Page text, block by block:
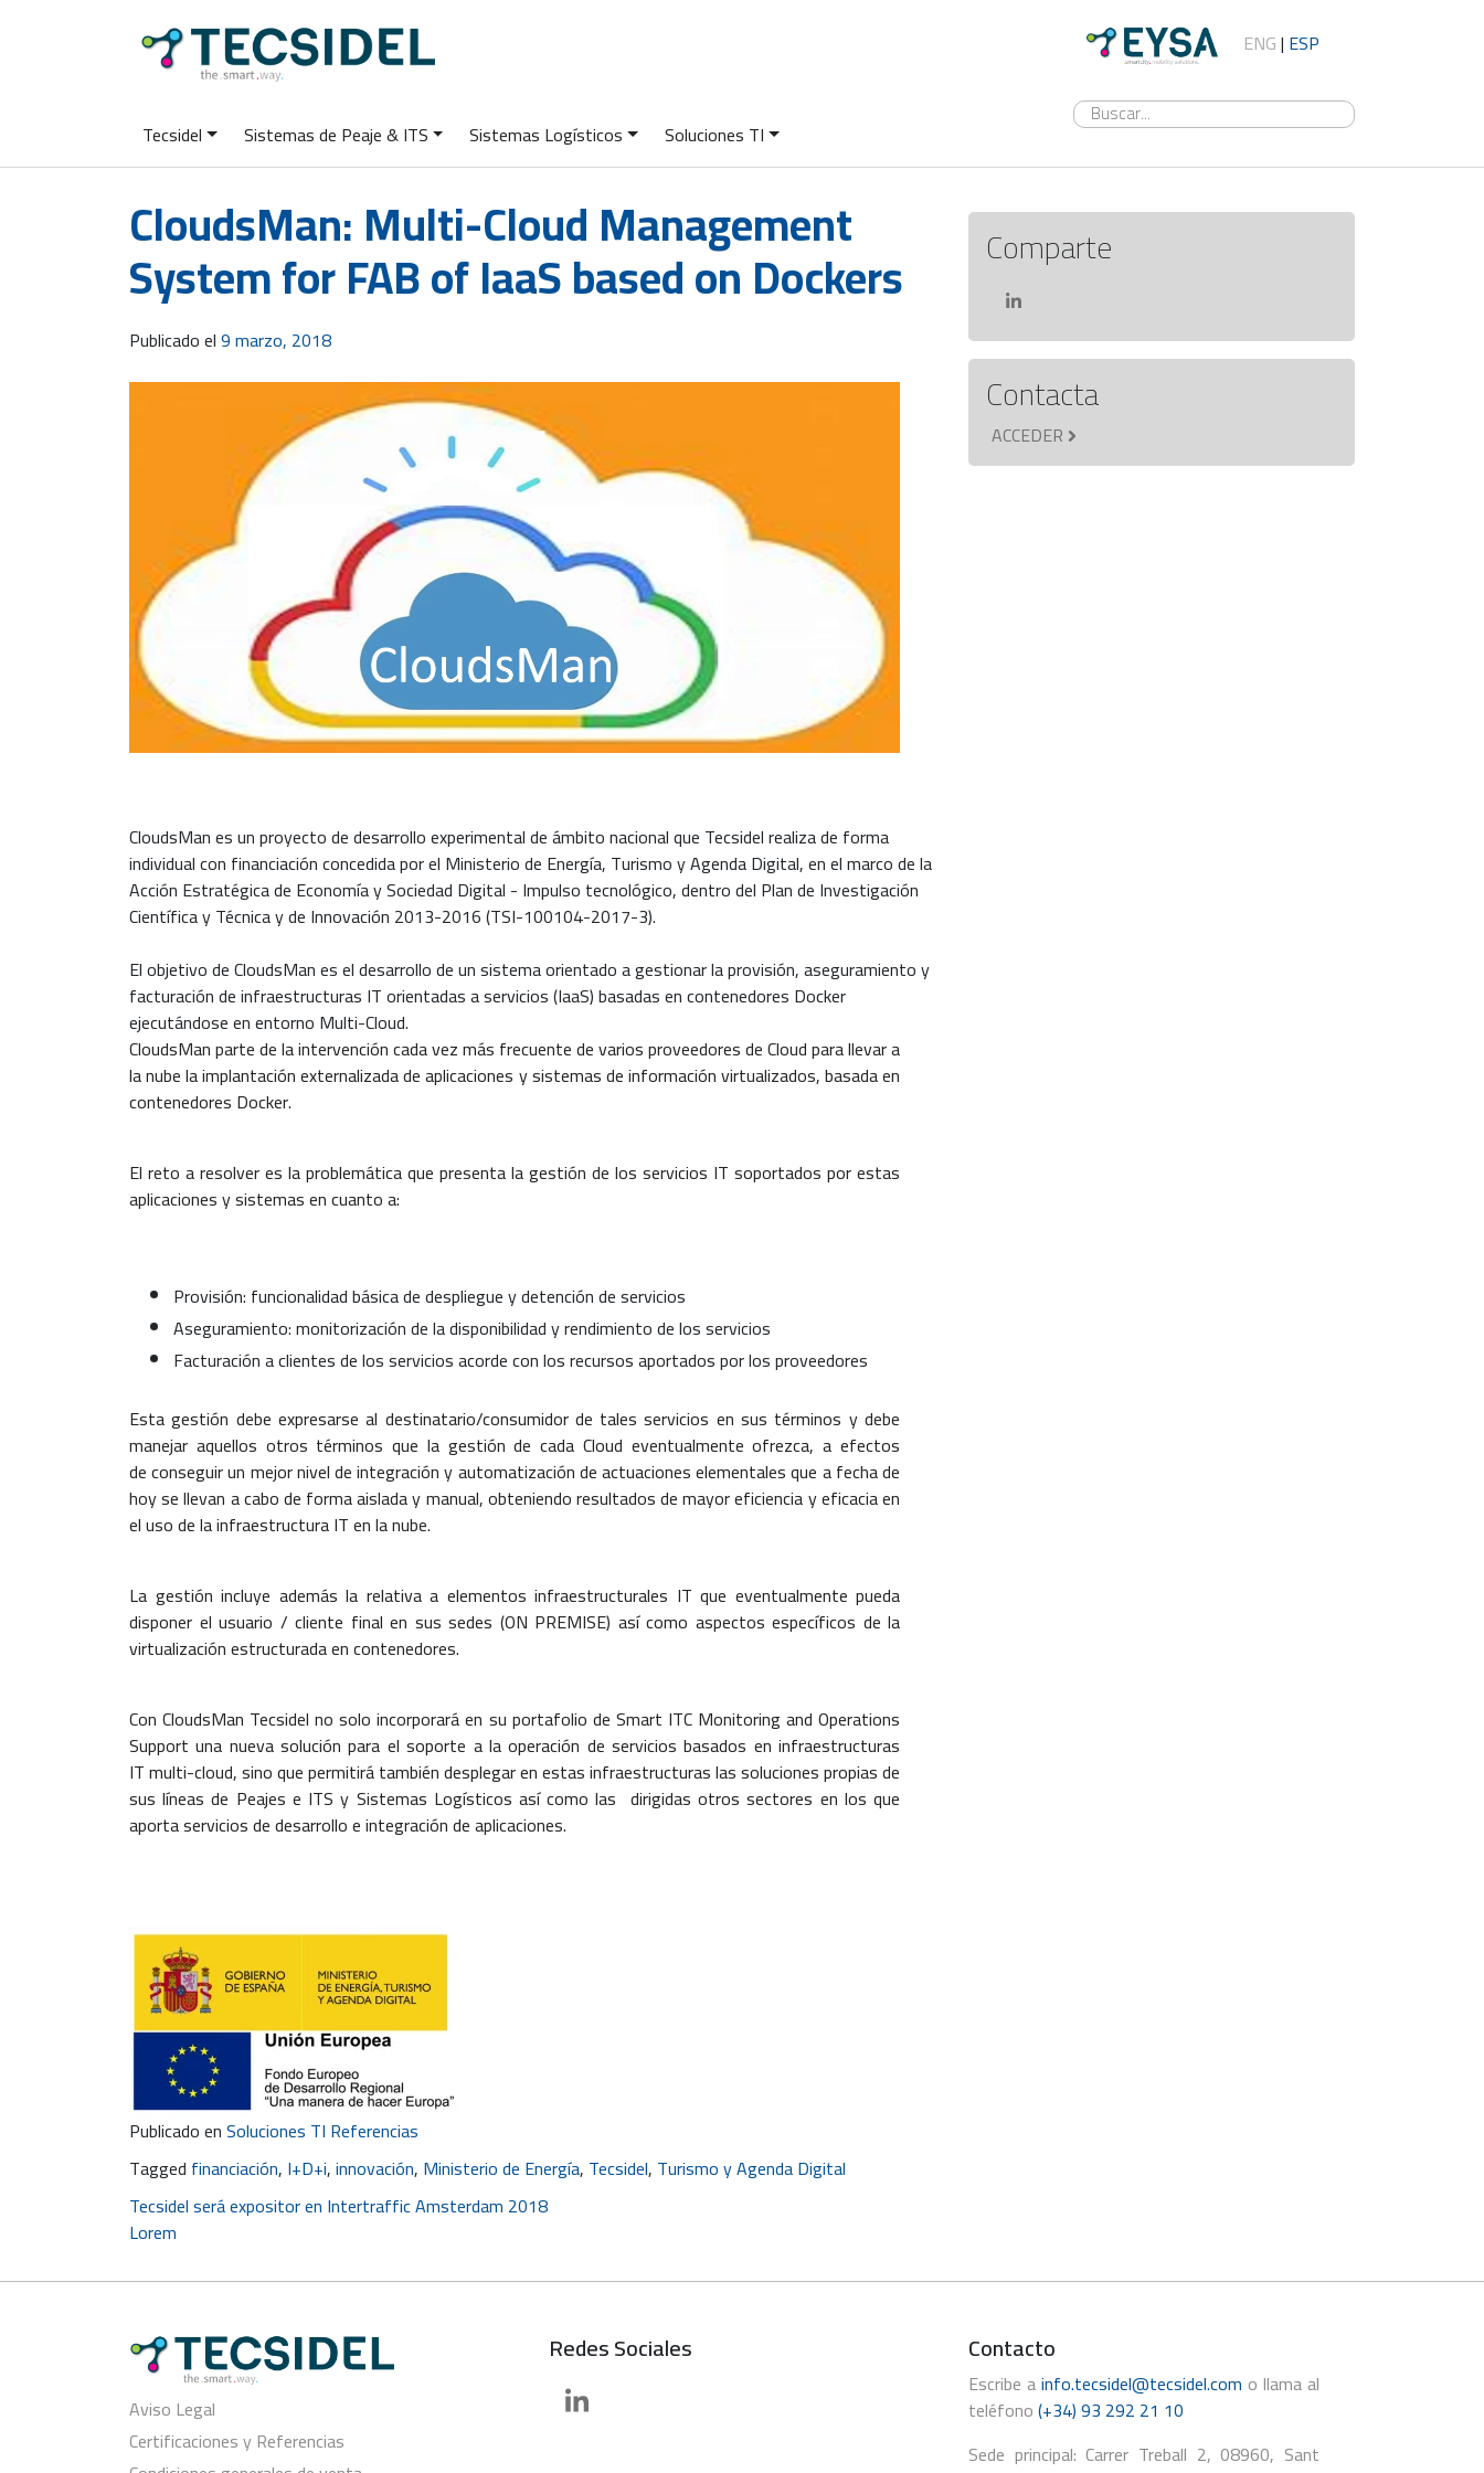
ENG| ESP
Tecsidel Sistemas de Peaje & ITS Sistemas Logísticos Soluciones TI
CloudsMan: Multi-Cloud Management
System for FAB of IaaS based on Dockers
Publicado el9 marzo, 2018
CloudsMan es un proyecto de desarrollo experimental de ámbito nacional que Tecsidel realiza de forma
individual con financiación concedida por el Ministerio de Energía, Turismo y Agenda Digital, en el marco de la
Acción Estratégica de Economía y Sociedad Digital - Impulso tecnológico, dentro del Plan de Investigación
Científica y Técnica y de Innovación 2013-2016 (TSI-100104-2017-3).
El objetivo de CloudsMan es el desarrollo de un sistema orientado a gestionar la provisión, aseguramiento y
facturación de infraestructuras IT orientadas a servicios (IaaS) basadas en contenedores Docker
ejecutándose en entorno Multi-Cloud.
CloudsMan parte de la intervención cada vez más frecuente de varios proveedores de Cloud para llevar a
la nube la implantación externalizada de aplicaciones y sistemas de información virtualizados, basada en
contenedores Docker.
El reto a resolver es la problemática que presenta la gestión de los servicios IT soportados por estas
aplicaciones y sistemas en cuanto a:
Provisión: funcionalidad básica de despliegue y detención de servicios
Aseguramiento: monitorización de la disponibilidad y rendimiento de los servicios
Facturación a clientes de los servicios acorde con los recursos aportados por los proveedores
Esta gestión debe expresarse al destinatario/consumidor de tales servicios en sus términos y debe
manejar aquellos otros términos que la gestión de cada Cloud eventualmente ofrezca, a efectos
de conseguir un mejor nivel de integración y automatización de actuaciones elementales que a fecha de
hoy se llevan a cabo de forma aislada y manual, obteniendo resultados de mayor eficiencia y eficacia en
el uso de la infraestructura IT en la nube.
La gestión incluye además la relativa a elementos infraestructurales IT que eventualmente pueda
disponer el usuario / cliente final en sus sedes (ON PREMISE) así como aspectos específicos de la
virtualización estructurada en contenedores.
Con CloudsMan Tecsidel no solo incorporará en su portafolio de Smart ITC Monitoring and Operations
Support una nueva solución para el soporte a la operación de servicios basados en infraestructuras
IT multi-cloud, sino que permitirá también desplegar en estas infraestructuras las soluciones propias de
sus líneas de Peajes e ITS y Sistemas Logísticos así como las dirigidas otros sectores en los que
aporta servicios de desarrollo e integración de aplicaciones.
Publicado enSoluciones TI Referencias
Tagged financiación, I+D+i,innovación, Ministerio de Energía, Tecsidel, Turismo y Agenda Digital
Navegación
de
entradas
Tecsidel será expositor en Intertraffic Amsterdam 2018
Lorem
Comparte
Contacta
ACCEDER
Aviso Legal
Certificaciones y Referencias
Redes Sociales Contacto
Escribe ainfo.tecsidel@tecsidel.com o llama al
teléfono(+34) 93 292 21 10
Sede principal: Carrer Treball 2, 08960, Sant